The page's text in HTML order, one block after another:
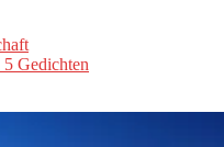
Gedichten